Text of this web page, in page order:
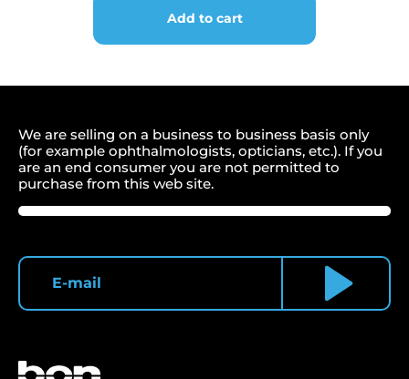
Scheitel,
Projektoren,
Add to cart
We are selling on a business to business basis only
(for example ophthalmologists, opticians, etc.). If you
are an end consumer you are not permitted to
purchase from this web site.